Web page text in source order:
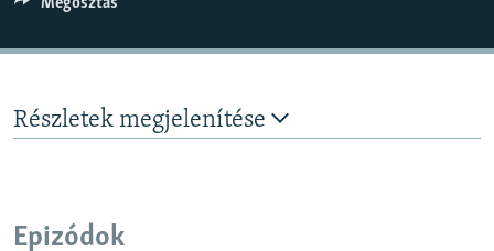
Megosztás
Részletek megjelenítése
Epizódok